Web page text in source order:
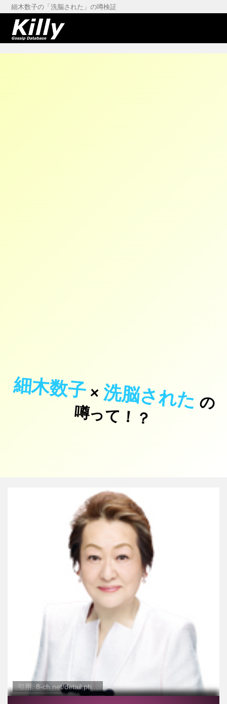
細木数子の「洗脳された」の噂検証
細木数子×洗脳された の
噂
っ
て
！
？
引用: 8-ch.net/detail.ph...